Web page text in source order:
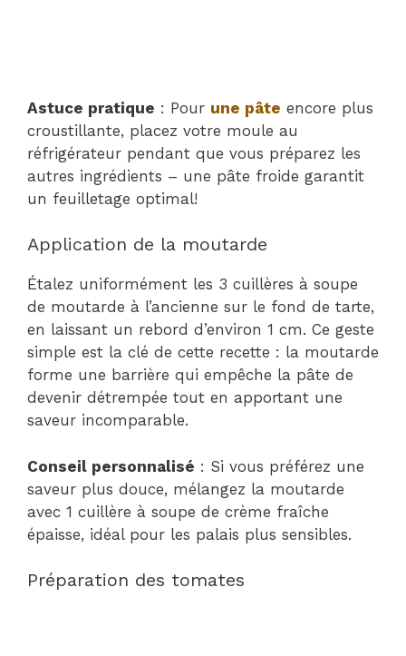
Astuce pratique : Pour une pâte encore plus
croustillante, placez votre moule au
réfrigérateur pendant que vous préparez les
autres ingrédients – une pâte froide garantit
un feuilletage optimal!
Application de la moutarde
Étalez uniformément les 3 cuillères à soupe
de moutarde à l’ancienne sur le fond de tarte,
en laissant un rebord d’environ 1 cm. Ce geste
simple est la clé de cette recette : la moutarde
forme une barrière qui empêche la pâte de
devenir détrempée tout en apportant une
saveur incomparable.
Conseil personnalisé : Si vous préférez une
saveur plus douce, mélangez la moutarde
avec 1 cuillère à soupe de crème fraîche
épaisse, idéal pour les palais plus sensibles.
Préparation des tomates